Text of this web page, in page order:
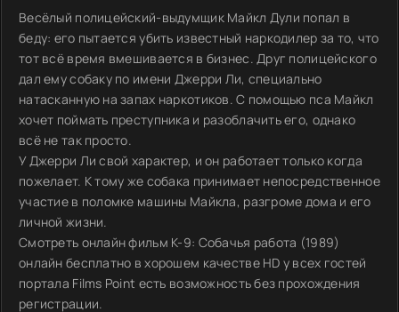
Весёлый полицейский-выдумщик Майкл Дули попал в
беду: его пытается убить известный наркодилер за то, что
тот всё время вмешивается в бизнес. Друг полицейского
дал ему собаку по имени Джерри Ли, специально
натасканную на запах наркотиков. С помощью пса Майкл
хочет поймать преступника и разоблачить его, однако
всё не так просто.
У Джерри Ли свой характер, и он работает только когда
пожелает. К тому же собака принимает непосредственное
участие в поломке машины Майкла, разгроме дома и его
личной жизни.
Смотреть онлайн фильм К-9: Собачья работа (1989)
онлайн бесплатно в хорошем качестве HD у всех гостей
портала Films Point есть возможность без прохождения
регистрации.